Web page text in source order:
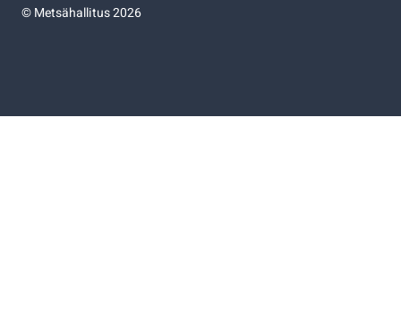
©Metsähallitus 2026